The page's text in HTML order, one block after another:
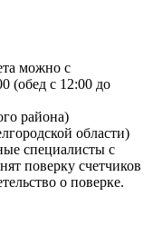
можно с
(обед с 12:00 до
района)
области)
специалисты с
поверку счетчиков
о поверке.